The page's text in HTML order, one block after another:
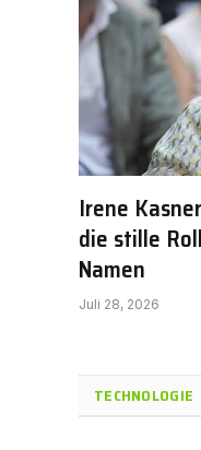
Irene
die stille
Namen
Juli 28, 2026
TECHNOLOGIE